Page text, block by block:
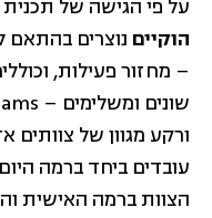
על פי הגישה של תכנית
הוקיים נוצרים
– מחזור פעילות,
ורקע מגוון של צוותים
עובדים ביחד ברמה
הצוות ברמה האישית